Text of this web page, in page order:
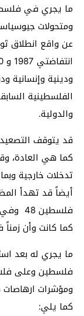
ما يجري في
ومتحولات
عن واقع انطلاق
ودينية وإنسانية
الفلسطينية
والدولية.
قد يتوقف
كما هي العادة،
تدخلات خارجية
أيضاً قد تهدأ
كما كانت وأن
ما يجري له بعد
فلسطين وعلى
ومؤشرات ارهاصات
كما يلي: